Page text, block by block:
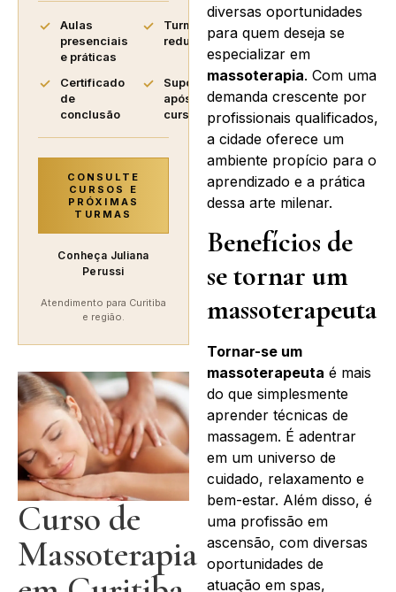
Aulas
presenciais
e práticas
Turmas
reduzidas
Certificado
de
conclusão
Suporte
após o
curso
CONSULTE
CURSOS E
PRÓXIMAS
TURMAS
Conheça Juliana
Perussi
Atendimento para Curitiba
e região.
Curso de
Massoterapia
diversas oportunidades
para quem deseja se
especializar em
massoterapia. Com uma
demanda crescente por
profissionais qualificados,
a cidade oferece um
ambiente propício para o
aprendizado e a prática
dessa arte milenar.
Benefícios de
se tornar um
massoterapeuta
Tornar-se um
massoterapeuta é mais
do que simplesmente
aprender técnicas de
massagem. É adentrar
em um universo de
cuidado, relaxamento e
bem-estar. Além disso, é
uma profissão em
ascensão, com diversas
oportunidades de
atuação em spas,